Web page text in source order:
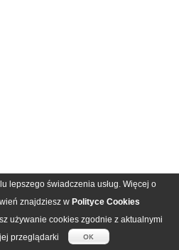
lepszego świadczenia usług. Więcej o
znajdziesz w Polityce Cookies
używanie cookies zgodnie z aktualnymi
przeglądarki